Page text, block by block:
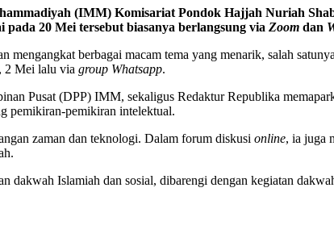
(IMM) Komisariat Pondok Hajjah Nuriah
20 Mei tersebut biasanya berlangsung via Zoom dan
berbagai macam tema yang menarik, salah
2 Mei lalu via group Whatsapp.
Pusat (DPP) IMM, sekaligus Redaktur Republika
pemikiran-pemikiran intelektual.
zaman dan teknologi. Dalam forum diskusi online, ia juga
dakwah Islamiah dan sosial, dibarengi dengan kegiatan